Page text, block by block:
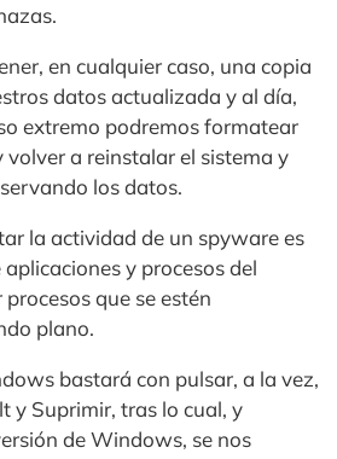
en cualquier caso, una copia
datos actualizada y al día,
extremo podremos formatear
a reinstalar el sistema y
los datos.
la actividad de un spyware es
y procesos del
que se estén
plano.
bastará con pulsar, a la vez,
y Suprimir, tras lo cual, y
de Windows, se nos